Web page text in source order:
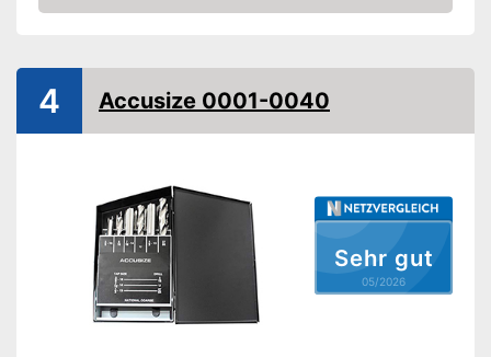
Amazon
Sehr gut
05/2026
4 Accusize 0001-0040